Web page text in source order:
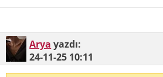
Arya yazdı:
24-11-25 10:11